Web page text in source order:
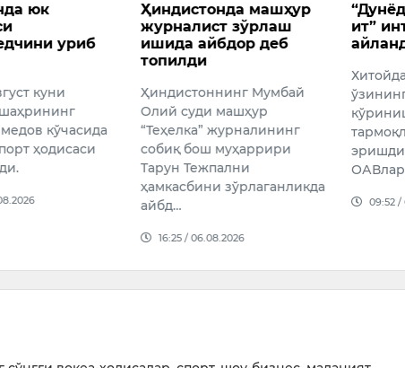
юк
уриб
куни
кўчасида
ҳодисаси
Ҳиндистонда машҳур
журналист зўрлаш
ишида айбдор деб
топилди
Ҳиндистоннинг Мумбай
Олий суди машҳур
“Теҳелка” журналининг
собиқ бош муҳаррири
Тарун Тежпални
ҳамкасбини зўрлаганликда
айбд…
16:25 / 06.08.2026
ит”
09:52 /